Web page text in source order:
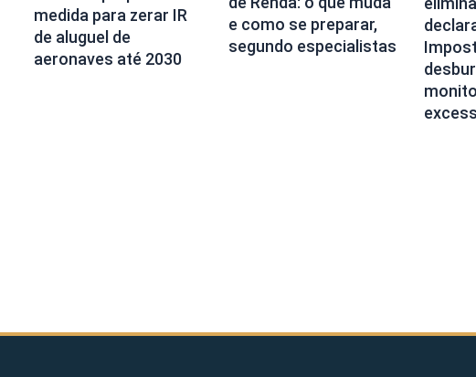
medida para zerar IR
de aluguel de
aeronaves até 2030
e como se preparar,
segundo especialistas